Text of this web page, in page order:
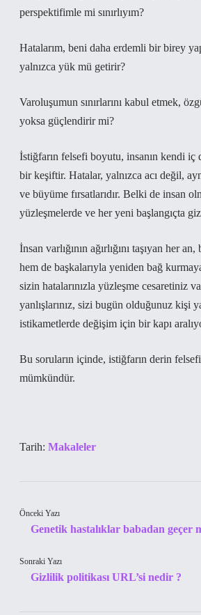
perspektifimle mi sınırlıyım?
Hatalarım, beni daha erdemli bir birey
yalnızca yük mü getirir?
Varoluşumun sınırlarını kabul etmek,
yoksa güçlendirir mi?
İstiğfarın felsefi boyutu, insanın kendi iç
bir keşiftir. Hatalar, yalnızca acı değil,
ve büyüme fırsatlarıdır. Belki de insan
yüzleşmelerde ve her yeni başlangıçta
İnsan varlığının ağırlığını taşıyan her
hem de başkalarıyla yeniden bağ
sizin hatalarınızla yüzleşme cesaretiniz
yanlışlarınız, sizi bugün olduğunuz kişi
istikametlerde değişim için bir kapı
Bu soruların içinde, istiğfarın derin
mümkündür.
Tarih: Makaleler
Önceki Yazı
Genetik hastalıklar babadan geçer
Sonraki Yazı
Gizlilik politikası URL’si nedir ?